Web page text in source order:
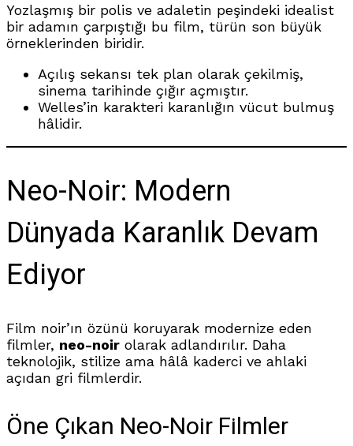
Yozlaşmış bir polis ve adaletin peşindeki idealist
bir adamın çarpıştığı bu film, türün son büyük
örneklerinden biridir.
Açılış sekansı tek plan olarak çekilmiş,
sinema tarihinde çığır açmıştır.
Welles’in karakteri karanlığın vücut bulmuş
hâlidir.
Neo-Noir: Modern
Dünyada Karanlık Devam
Ediyor
Film noir’ın özünü koruyarak modernize eden
filmler, neo-noir olarak adlandırılır. Daha
teknolojik, stilize ama hâlâ kaderci ve ahlaki
açıdan gri filmlerdir.
Öne Çıkan Neo-Noir Filmler